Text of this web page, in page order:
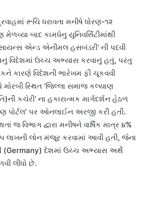
રૂચિ ધરાવતા મનીષે ધોરણ-૧૨
બાદ કામધેનુ યુનિવર્સિટીમાંથી
એન્ડ એનીમલ હસબંડરી’ ની પદવી
વિદેશમાં ઉચ્ચ અભ્યાસ કરવાનું હતું, પરંતુ
કારણે વિદેશની ભારેખમ ફી ચૂકવવી
સ્થિત ‘જિલ્લા સમાજ કલ્યાણ
કચેરી’ ના હકારાત્મક માર્ગદર્શન હેઠળ
પોર્ટલ’ પર ઓનલાઈન અરજી કરી હતી.
જ વિભાગ દ્વારા મનીષને વાર્ષિક માત્ર ૪%
લાખની લોન મંજૂર કરવામાં આવી હતી, જેના
દેશમાં ઉચ્ચ અભ્યાસ અર્થે
લીધો છે.